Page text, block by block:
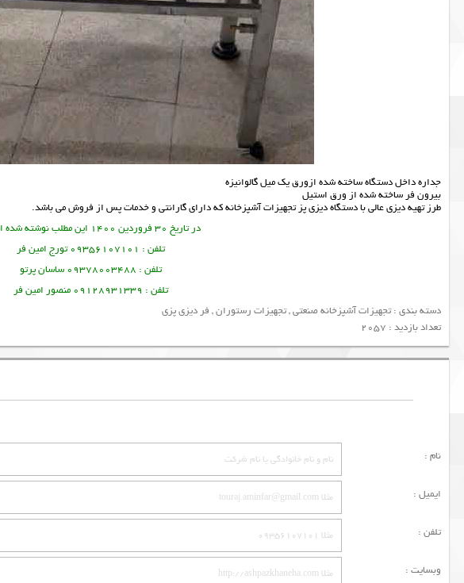
جداره داخل دستگاه ساخته شده ازورق یک میل گالوانیزه
بیرون فر ساخته شده از ورق استیل
طرز تهیه دیزی عالی با دستگاه دیزی پز تجهیزات آشپزخانه که دارای گارانتی و خدمات پس از فروش می باشد.
در تاریخ 30 فروردین 1400 این مطلب نوشته شده است.
تلفن : 09356107101 تورج امین فر
تلفن : 09378003488 ساسان پرتو
تلفن : 09128931339 منصور امین فر
دسته بندی :تجهیزات آشپزخانه صنعتی,تجهیزات رستوران, فر دیزی پزی
تعداد بازدید : 2057
نام :
ایمیل :
تلفن :
وبسایت :